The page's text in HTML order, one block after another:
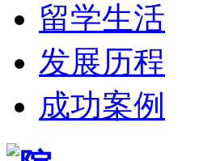
留学生活
发展历程
成功案例